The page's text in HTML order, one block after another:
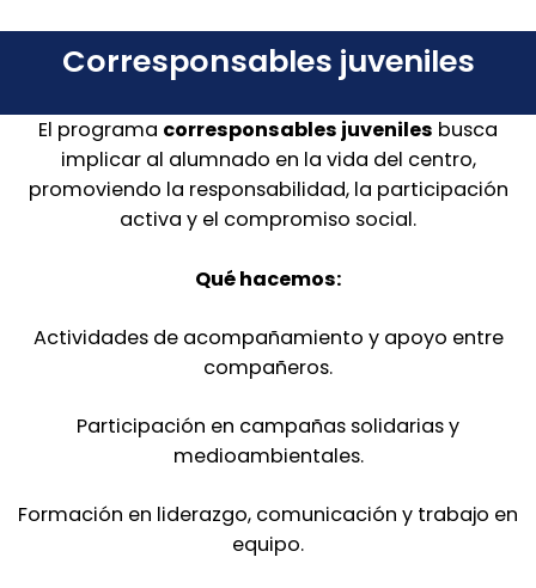
Corresponsables juveniles
El programa corresponsables juveniles busca
implicar al alumnado en la vida del centro,
promoviendo la responsabilidad, la participación
activa y el compromiso social.
Qué hacemos:
Actividades de acompañamiento y apoyo entre
compañeros.
Participación en campañas solidarias y
medioambientales.
Formación en liderazgo, comunicación y trabajo en
equipo.